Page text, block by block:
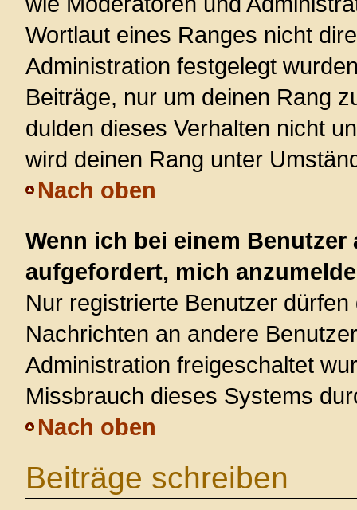
Wortlaut eines Ranges nicht
Administration festgelegt
Beiträge, nur um deinen Rang
dulden dieses Verhalten nicht
wird deinen Rang unter
Nach oben
Wenn ich bei einem
aufgefordert, mich
Nur registrierte Benutzer
Nachrichten an andere
Administration freigeschaltet
Missbrauch dieses Systems
Nach oben
Beiträge schreiben